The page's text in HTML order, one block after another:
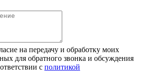
на передачу и обработку моих
для обратного звонка и обсуждения
с политикой